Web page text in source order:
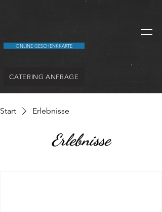
ONLINE-GESCHENKKARTE
CATERING ANFRAGE
Start Erlebnisse
Erlebnisse